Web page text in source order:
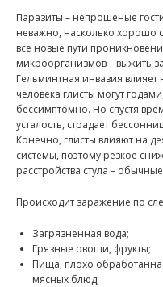
Паразиты – непрошеные
неважно, насколько хорошо
все новые пути
микроорганизмов – выжить
Гельминтная инвазия влияет
человека глисты могут
бессимптомно. Но спустя
усталость, страдает
Конечно, глисты влияют на
системы, поэтому резкое
расстройства стула –
Происходит заражение по
Загрязненная вода;
Грязные овощи, фрукты;
Пища, плохо
мясных блюд;